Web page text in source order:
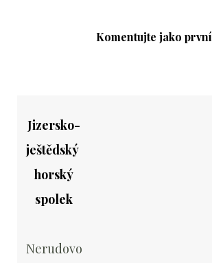
Komentujte jako první
Jizersko-
ještědský
horský
spolek
Nerudovo